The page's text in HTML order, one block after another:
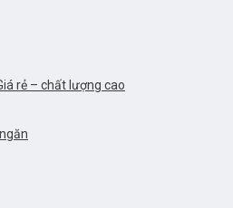
rẻ – chất lượng cao